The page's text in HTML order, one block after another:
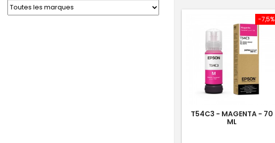
-7,5%
T54C3 - MAGENTA - 70
ML